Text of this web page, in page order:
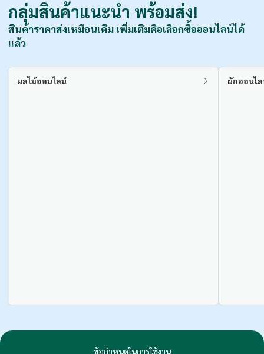
กลุ่มสินค้าแนะนำ พร้อมส่ง!
สินค้าราคาส่งเหมือนเดิม เพิ่มเติมคือเลือกซื้อออนไลน์ได้
แล้ว
ผลไม้ออนไลน์ ผักออนไ
ข้อกำหนดในการใช้งาน